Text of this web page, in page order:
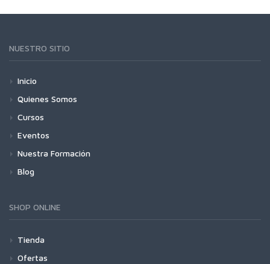
NUESTRO SITIO
Inicio
Quienes Somos
Cursos
Eventos
Nuestra Formación
Blog
SHOP ONLINE
Tienda
Ofertas